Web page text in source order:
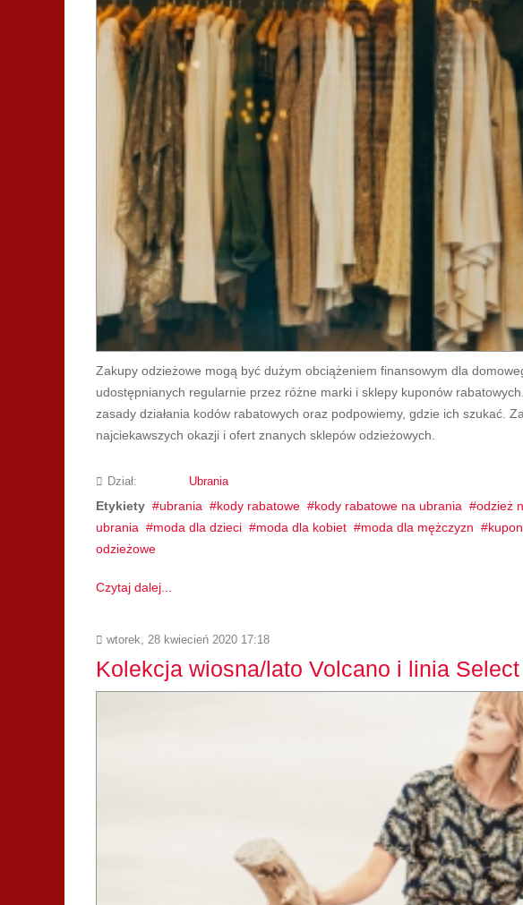
Zakupy odzieżowe mogą być dużym obciążeniem finansowym dla
udostępnianych regularnie przez różne marki i sklepy kuponów
zasady działania kodów rabatowych oraz podpowiemy, gdzie ich szukać.
najciekawszych okazji i ofert znanych sklepów odzieżowych.
Dział: Ubrania
Etykiety ubrania kody rabatowe kody rabatowe na ubrania odzież
ubrania
moda dla dzieci moda dla kobiet moda dla mężczyzn
odzieżowe
Czytaj dalej...
wtorek, 28 kwiecień 2020 17:18
Kolekcja wiosna/lato Volcano i linia Select